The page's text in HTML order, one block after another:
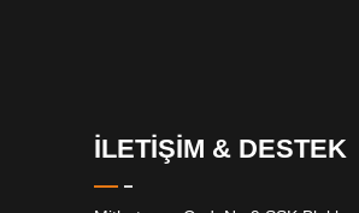
İLETİŞİM & DESTEK